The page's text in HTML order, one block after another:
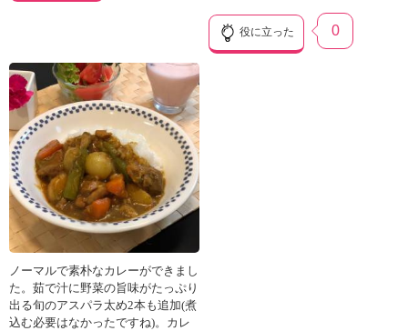
役に立った 0
ノーマルで素朴なカレーができまし
た。茹で汁に野菜の旨味がたっぷり
出る旬のアスパラ太め2本も追加(煮
込む必要はなかったですね)。カレ